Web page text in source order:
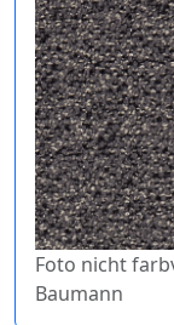
Foto nicht
Baumann